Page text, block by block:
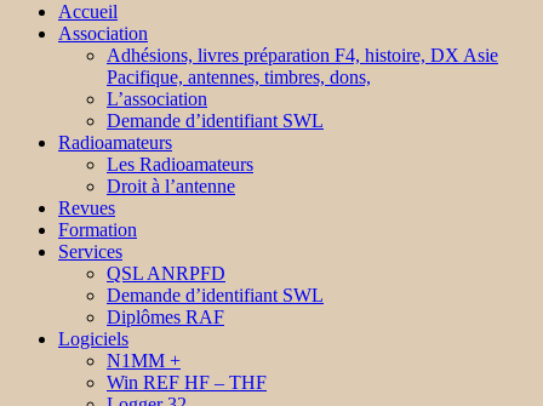
Accueil
Association
Adhésions, livres préparation F4, histoire, DX Asie
Pacifique, antennes, timbres, dons,
L’association
Demande d’identifiant SWL
Radioamateurs
Les Radioamateurs
Droit à l’antenne
Revues
Formation
Services
QSL ANRPFD
Demande d’identifiant SWL
Diplômes RAF
Logiciels
N1MM +
Win REF HF – THF